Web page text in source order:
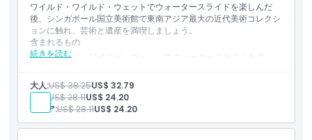
ワイルド・ワイルド・ウェットでウォータースライドを楽しんだ
後、シンガポール国立美術館で東南アジア最大の近代美術コレクシ
ョンに触れ、芸術と遺産を満喫しましょう。
続きを読む
含まれるもの
ワイルド・ワイルド・ウェットでウォータースライドを楽し
ウォータースライドを楽しんだ後、東南アジア最大の近代美術
コレクションを鑑賞します
大人:US$ 38.25US$ 32.79
子供: US$ 28.11US$ 24.20
シニア:US$ 28.11US$ 24.20